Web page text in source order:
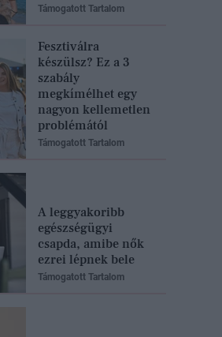
Támogatott Tartalom
Fesztiválra
készülsz? Ez a 3
szabály
megkímélhet egy
nagyon kellemetlen
problémától
Támogatott Tartalom
A leggyakoribb
egészségügyi
csapda, amibe nők
ezrei lépnek bele
Támogatott Tartalom